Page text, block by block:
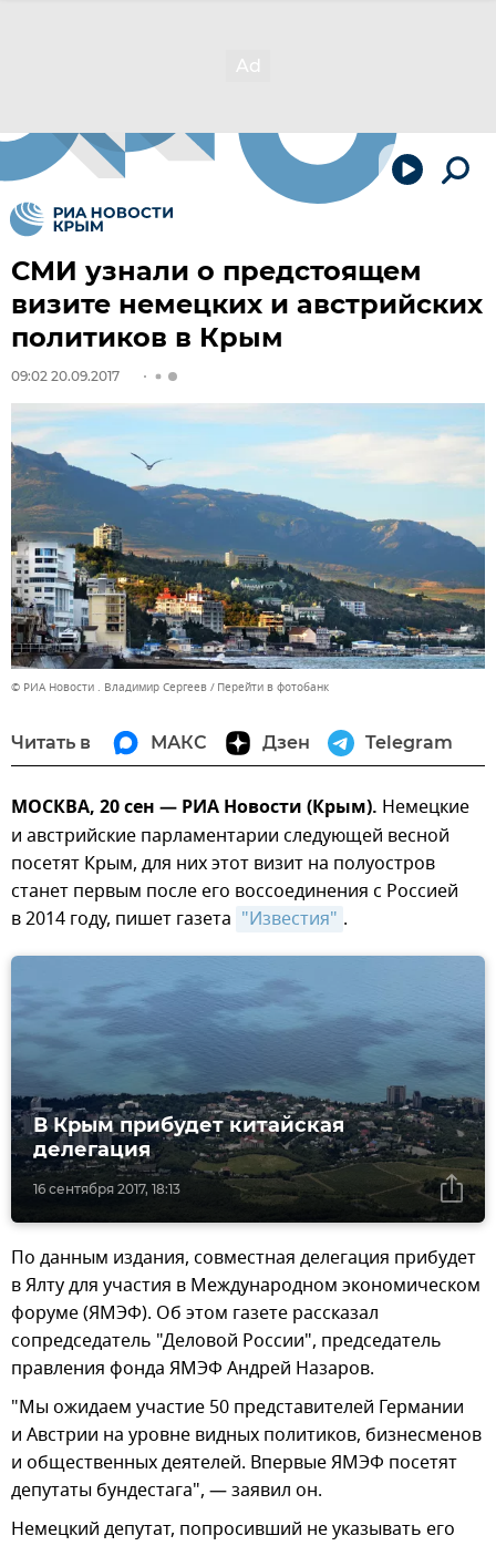
СМИ узнали о предстоящем
визите немецких и австрийских
политиков в Крым
09:02 20.09.2017
© РИА Новости . Владимир Сергеев Перейти в фотобанк
Читать в МАКС Дзен Telegram
МОСКВА, 20 сен — РИА Новости (Крым). Немецкие
и австрийские парламентарии следующей весной
посетят Крым, для них этот визит на полуостров
станет первым после его воссоединения с Россией
в 2014 году, пишет газета "Известия" .
16 сентября 2017, 18:13
В Крым прибудет китайская
делегация
По данным издания, совместная делегация прибудет
в Ялту для участия в Международном экономическом
форуме (ЯМЭФ). Об этом газете рассказал
сопредседатель "Деловой России", председатель
правления фонда ЯМЭФ Андрей Назаров.
"Мы ожидаем участие 50 представителей Германии
и Австрии на уровне видных политиков, бизнесменов
и общественных деятелей. Впервые ЯМЭФ посетят
депутаты бундестага", — заявил он.
Немецкий депутат, попросивший не указывать его